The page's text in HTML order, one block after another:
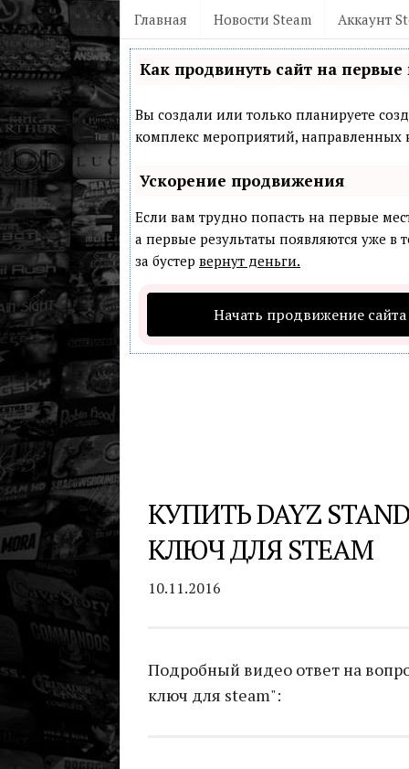
Главная Новости Steam Аккаунт
Как продвинуть сайт на первые
Вы создали или только планируете
комплекс мероприятий, направленных
Ускорение продвижения
Если вам трудно попасть на первые
а первые результаты появляются уже в
за бустер вернут деньги.
Начать продвижение сайта
КУПИТЬ DAYZ
КЛЮЧ ДЛЯ STEAM
10.11.2016
Подробный видео ответ на
ключ для steam":